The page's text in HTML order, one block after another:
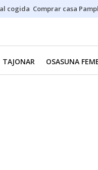
cogida Comprar casa
TAJONAR OSASUNA